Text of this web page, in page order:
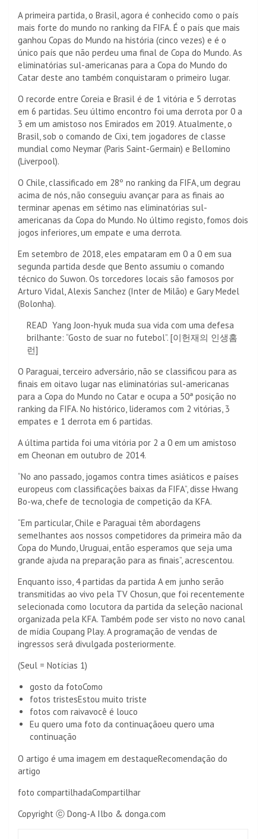
A primeira partida, o Brasil, agora é conhecido como o país
mais forte do mundo no ranking da FIFA. É o país que mais
ganhou Copas do Mundo na história (cinco vezes) e é o
único país que não perdeu uma final de Copa do Mundo. As
eliminatórias sul-americanas para a Copa do Mundo do
Catar deste ano também conquistaram o primeiro lugar.
O recorde entre Coreia e Brasil é de 1 vitória e 5 derrotas
em 6 partidas. Seu último encontro foi uma derrota por 0 a
3 em um amistoso nos Emirados em 2019. Atualmente, o
Brasil, sob o comando de Cixi, tem jogadores de classe
mundial como Neymar (Paris Saint-Germain) e Bellomino
(Liverpool).
O Chile, classificado em 28º no ranking da FIFA, um degrau
acima de nós, não conseguiu avançar para as finais ao
terminar apenas em sétimo nas eliminatórias sul-
americanas da Copa do Mundo. No último registo, fomos dois
jogos inferiores, um empate e uma derrota.
Em setembro de 2018, eles empataram em 0 a 0 em sua
segunda partida desde que Bento assumiu o comando
técnico do Suwon. Os torcedores locais são famosos por
Arturo Vidal, Alexis Sanchez (Inter de Milão) e Gary Medel
(Bolonha).
READ Yang Joon-hyuk muda sua vida com uma defesa
brilhante: “Gosto de suar no futebol”. [이헌재의 인생홈
런]
O Paraguai, terceiro adversário, não se classificou para as
finais em oitavo lugar nas eliminatórias sul-americanas
para a Copa do Mundo no Catar e ocupa a 50ª posição no
ranking da FIFA. No histórico, lideramos com 2 vitórias, 3
empates e 1 derrota em 6 partidas.
A última partida foi uma vitória por 2 a 0 em um amistoso
em Cheonan em outubro de 2014.
“No ano passado, jogamos contra times asiáticos e países
europeus com classificações baixas da FIFA”, disse Hwang
Bo-wa, chefe de tecnologia de competição da KFA.
“Em particular, Chile e Paraguai têm abordagens
semelhantes aos nossos competidores da primeira mão da
Copa do Mundo, Uruguai, então esperamos que seja uma
grande ajuda na preparação para as finais”, acrescentou.
Enquanto isso, 4 partidas da partida A em junho serão
transmitidas ao vivo pela TV Chosun, que foi recentemente
selecionada como locutora da partida da seleção nacional
organizada pela KFA. Também pode ser visto no novo canal
de mídia Coupang Play. A programação de vendas de
ingressos será divulgada posteriormente.
(Seul = Notícias 1)
gosto da fotoComo
fotos tristesEstou muito triste
fotos com raivavocê é louco
Eu quero uma foto da continuaçãoeu quero uma
continuação
O artigo é uma imagem em destaqueRecomendação do
artigo
foto compartilhadaCompartilhar
Copyright ⓒ Dong-A Ilbo & donga.com